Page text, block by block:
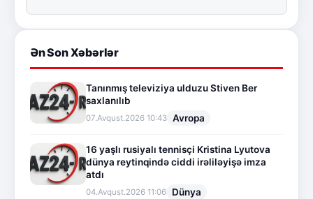
Ən Son Xəbərlər
Tanınmış televiziya ulduzu Stiven Ber
saxlanılıb
07.Avqust.2026 10:43 Avropa
16 yaşlı rusiyalı tennisçi Kristina Lyutova
dünya reytinqində ciddi irəliləyişə imza
atdı
04.Avqust.2026 11:06 Dünya